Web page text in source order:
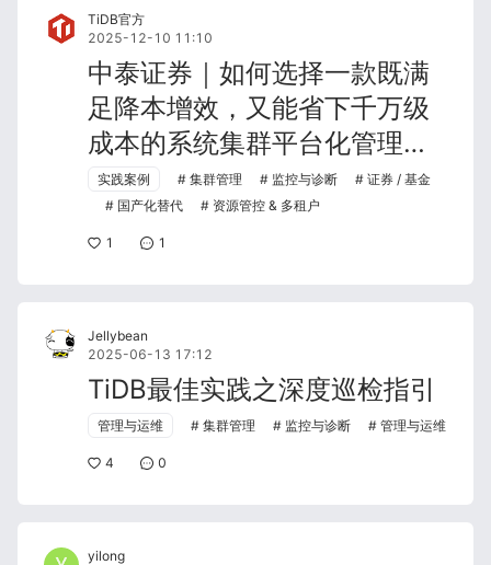
TiDB官方
2025-12-10 11:10
中泰证券｜如何选择一款既满
足降本增效，又能省下千万级
成本的系统集群平台化管理国
产数据库？
实践案例 集群管理 监控与诊断
证券 / 基金
国产化替代
资源管控 & 多租户
1 1
Jellybean
2025-06-13 17:12
TiDB最佳实践之深度巡检指引
管理与运维 集群管理 监控与诊断 管理与运维
4 0
yilong